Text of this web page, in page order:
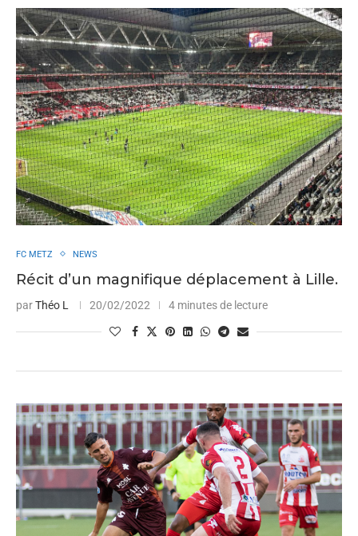
FC METZ NEWS
Récit d’un magnifique déplacement à Lille.
parThéo L 20/02/2022 4 minutes de lecture